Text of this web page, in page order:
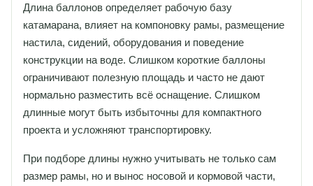
Длина баллонов определяет рабочую базу
катамарана, влияет на компоновку рамы, размещение
настила, сидений, оборудования и поведение
конструкции на воде. Слишком короткие баллоны
ограничивают полезную площадь и часто не дают
нормально разместить всё оснащение. Слишком
длинные могут быть избыточны для компактного
проекта и усложняют транспортировку.
При подборе длины нужно учитывать не только сам
размер рамы, но и вынос носовой и кормовой части,